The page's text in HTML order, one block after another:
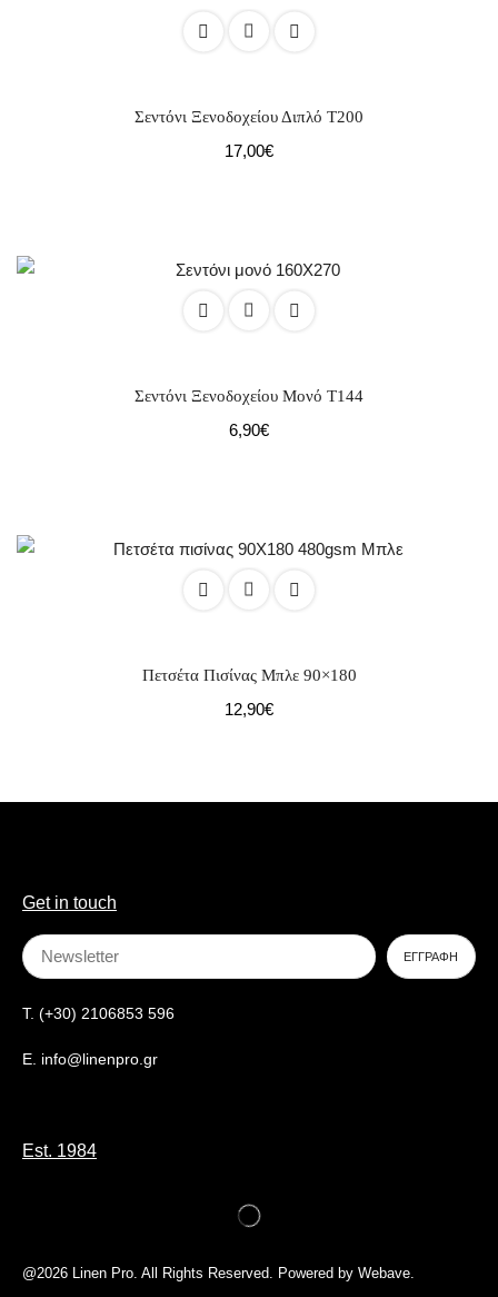
Σεντόνι Ξενοδοχείου Διπλό Τ200
17,00€
Σεντόνι Ξενοδοχείου Μονό Τ144
6,90€
Πετσέτα Πισίνας Μπλε 90×180
12,90€
Get in touch
T. (+30) 2106853 596
E. info@linenpro.gr
Est. 1984
@2026 Linen Pro. All Rights Reserved. Powered by Webave.